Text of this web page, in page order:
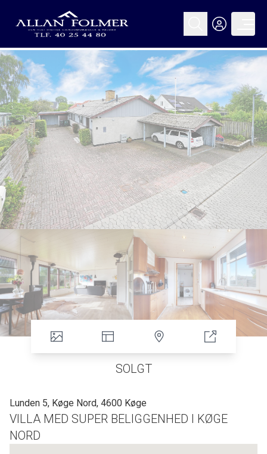
SOLGT
Lunden 5, Køge Nord, 4600 Køge
VILLA MED SUPER BELIGGENHED I KØGE
NORD